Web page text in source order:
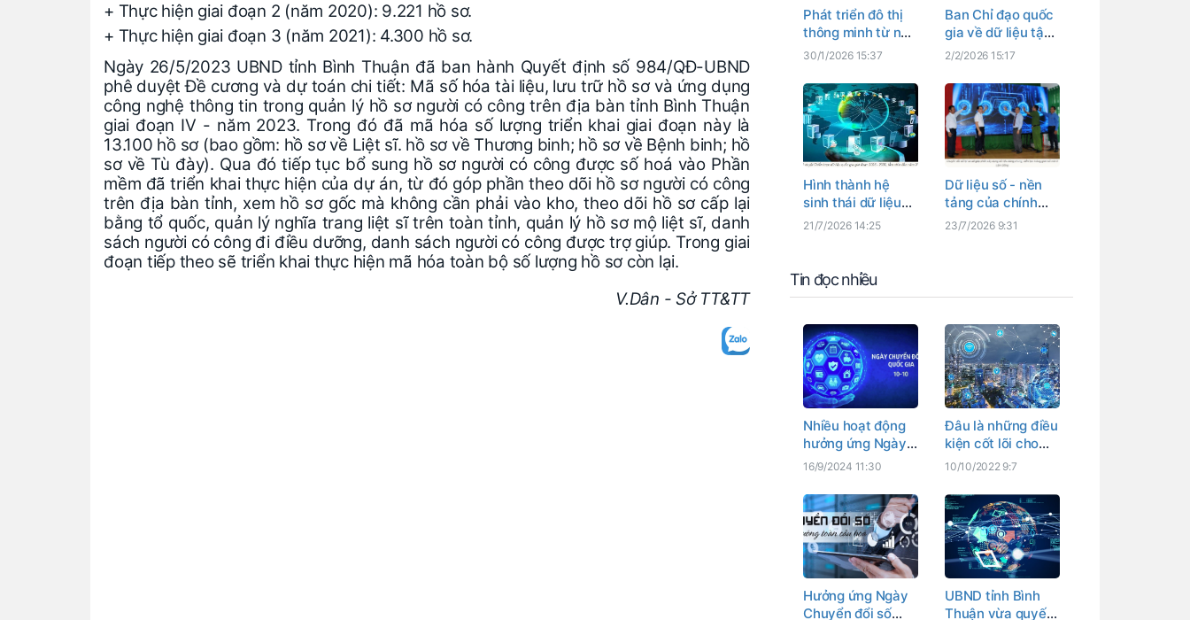
+ Thực hiện giai đoạn 2 (năm 2020): 9.221 hồ sơ.
+ Thực hiện giai đoạn 3 (năm 2021): 4.300 hồ sơ.
Ngày 26/5/2023 UBND tỉnh Bình Thuận đã ban hành Quyết định số 984/QĐ-UBND
phê duyệt Đề cương và dự toán chi tiết: Mã số hóa tài liệu, lưu trữ hồ sơ và ứng dụng
công nghệ thông tin trong quản lý hồ sơ người có công trên địa bàn tỉnh Bình Thuận
giai đoạn IV - năm 2023. Trong đó đã mã hóa số lượng triển khai giai đoạn này là
13.100 hồ sơ (bao gồm: hồ sơ về Liệt sĩ. hồ sơ về Thương binh; hồ sơ về Bệnh binh; hồ
sơ về Tù đày). Qua đó tiếp tục bổ sung hồ sơ người có công được số hoá vào Phần
mềm đã triển khai thực hiện của dự án, từ đó góp phần theo dõi hồ sơ người có công
trên địa bàn tỉnh, xem hồ sơ gốc mà không cần phải vào kho, theo dõi hồ sơ cấp lại
bằng tổ quốc, quản lý nghĩa trang liệt sĩ trên toàn tỉnh, quản lý hồ sơ mộ liệt sĩ, danh
sách người có công đi điều dưỡng, danh sách người có công được trợ giúp. Trong giai
đoạn tiếp theo sẽ triển khai thực hiện mã hóa toàn bộ số lượng hồ sơ còn lại.
V.Dân - Sở TT&TT
Phát triển đô thị
thông minh từ nền
tảng công nghệ
liệu số
30/1/2026 15:37
Ban Chỉ đạo quốc
gia về dữ liệu tập
trung thực hiện 5
số
2/2/2026 15:17
Hình thành hệ
sinh thái dữ liệu
quốc gia thống
chung
21/7/2026 14:25
Dữ liệu số - nền
tảng của chính
quyền số
23/7/2026 9:31
Tin đọc nhiều
Nhiều hoạt động
hưởng ứng Ngày
Chuyển đổi số
Chuyển đổi số
tỉnh Bình Thuận
16/9/2024 11:30
Đâu là những điều
kiện cốt lõi cho
chiến lược chuyển
10/10/2022 9:7
Hưởng ứng Ngày
Chuyển đổi số
UBND tỉnh Bình
Thuận vừa quyết